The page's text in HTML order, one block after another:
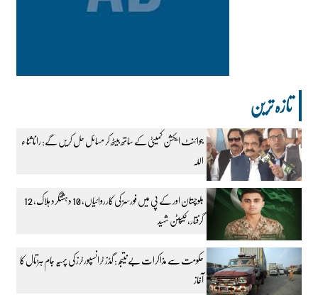
تازہ ترین
جوائنٹ ایکشن کمیٹی کے ساتھ بیٹھ کر مسائل حل کریں گے: رانا ثناء
اللہ
بلوچستان اور کے پی میں فورسز کی کارروائیاں، 10 دہشتگرد ہلاک، 12
گرفتار، کیپٹن شہید
حکومت سے مذاکرات بے نتیجہ: گڈز ٹرانسپورٹرز کی پہیہ جام ہڑتال کا
آغاز